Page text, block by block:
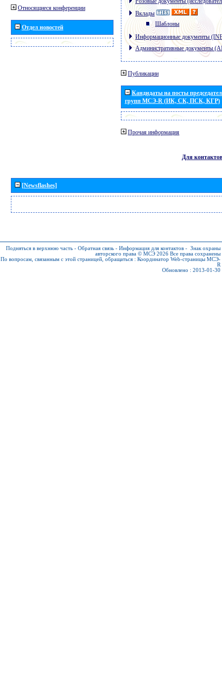
Относящиеся конференции
Отдел новостей
Вклады
Шаблоны
Информационные документы
Административные документы
Публикации
Кандидаты на посты
групп МСЭ-R (ИК, СК, ПСК, КГР)
Прочая информация
Для контактов
[Newsflashes]
Подняться в верхнюю часть - Обратная связь - Информация для контактов - Знак охраны
авторского права © МСЭ 2026 Все права сохранены
По вопросам, связанным с этой страницей, обращаться : Координатор Web-страницы МСЭ-
R
Обновлено : 2013-01-30